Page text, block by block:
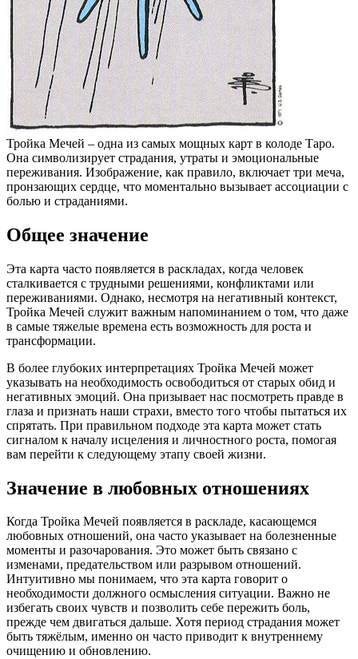
Тройка Мечей – одна из самых мощных карт в колоде Таро.
Она символизирует страдания, утраты и эмоциональные
переживания. Изображение, как правило, включает три меча,
пронзающих сердце, что моментально вызывает ассоциации с
болью и страданиями.
Общее значение
Эта карта часто появляется в раскладах, когда человек
сталкивается с трудными решениями, конфликтами или
переживаниями. Однако, несмотря на негативный контекст,
Тройка Мечей служит важным напоминанием о том, что даже
в самые тяжелые времена есть возможность для роста и
трансформации.
В более глубоких интерпретациях Тройка Мечей может
указывать на необходимость освободиться от старых обид и
негативных эмоций. Она призывает нас посмотреть правде в
глаза и признать наши страхи, вместо того чтобы пытаться их
спрятать. При правильном подходе эта карта может стать
сигналом к началу исцеления и личностного роста, помогая
вам перейти к следующему этапу своей жизни.
Значение в любовных отношениях
Когда Тройка Мечей появляется в раскладе, касающемся
любовных отношений, она часто указывает на болезненные
моменты и разочарования. Это может быть связано с
изменами, предательством или разрывом отношений.
Интуитивно мы понимаем, что эта карта говорит о
необходимости должного осмысления ситуации. Важно не
избегать своих чувств и позволить себе пережить боль,
прежде чем двигаться дальше. Хотя период страдания может
быть тяжёлым, именно он часто приводит к внутреннему
очищению и обновлению.